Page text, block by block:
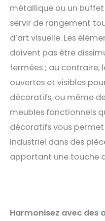
métallique ou un
servir de rangement
d’art visuelle. Les
doivent pas être
fermées ; au contraire,
ouvertes et visibles
décoratifs, ou même
meubles fonctionnels
décoratifs vous
industriel dans des
apportant une touche
Harmonisez avec des